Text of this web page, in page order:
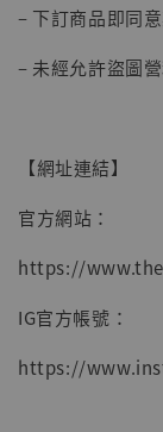
– 下訂商品即同
– 未經允許盜圖
【網址連結】
官方網站：
https://
IG官方帳號：
https://